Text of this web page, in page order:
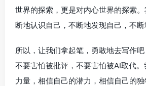
世界的探索，更是对内心世界的探索
断地认识自己，不断地发现自己，不断
所以，让我们拿起笔，勇敢地去写作吧
不要害怕被批评，不要害怕被AI取代
力量，相信自己的潜力，相信自己的独